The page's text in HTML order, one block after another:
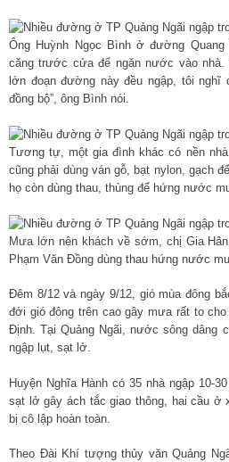
Ông Huỳnh Ngọc Bình ở đường
căng trước cửa để ngăn nước vào nhà.
lớn đoạn đường này đều ngập, tôi nghĩ
đồng bộ”, ông Bình nói.
Tương tự, một gia đình khác có nền
cũng phải dùng ván gỗ, bạt nylon, gạch
họ còn dùng thau, thùng để hứng nước
Mưa lớn nên khách về sớm, chị Gia
Phạm Văn Đồng dùng thau hứng nước
Đêm 8/12 và ngày 9/12, gió mùa đông
đới gió đông trên cao gây mưa rất to
Định. Tại Quảng Ngãi, nước sông dâng
ngập lụt, sạt lở.
Huyện Nghĩa Hành có 35 nhà ngập 10-
sạt lở gây ách tắc giao thông, hai cầu ở
bị cô lập hoàn toàn.
Theo Đài Khí tượng thủy văn Quảng